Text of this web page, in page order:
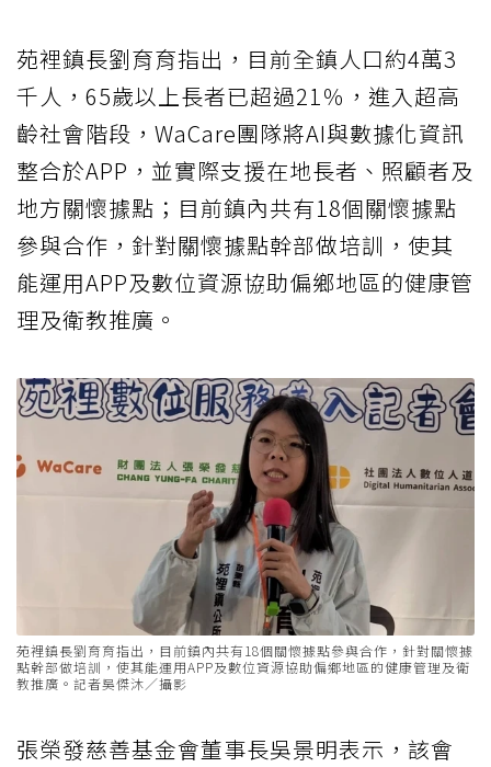
苑裡鎮長劉育育指出，目前全鎮人口約4萬3
千人，65歲以上長者已超過21％，進入超高
齡社會階段，WaCare團隊將AI與數據化資訊
整合於APP，並實際支援在地長者、照顧者及
地方關懷據點；目前鎮內共有18個關懷據點
參與合作，針對關懷據點幹部做培訓，使其
能運用APP及數位資源協助偏鄉地區的健康管
理及衛教推廣。
苑裡鎮長劉育育指出，目前鎮內共有18個關懷據點參與合作，針對關懷據
點幹部做培訓，使其能運用APP及數位資源協助偏鄉地區的健康管理及衛
教推廣。記者吳傑沐／攝影
張榮發慈善基金會董事長吳景明表示，該會